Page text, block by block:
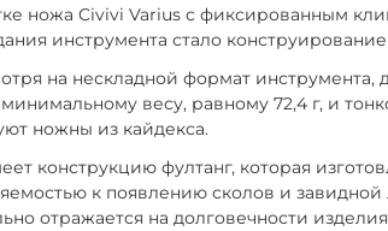
ножа Civivi Varius с фиксированным
инструмента стало
на нескладной формат инструмента,
весу, равному 72,4 г, и
ножны из кайдекса.
конструкцию фултанг, которая
к появлению сколов и завидной
отражается на долговечности